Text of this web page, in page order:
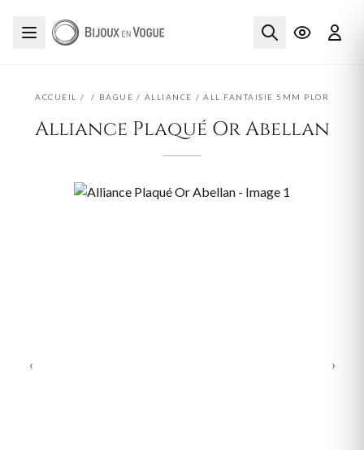
ACCUEIL / / BAGUE / ALLIANCE / ALL.FANTAISIE 5MM PLOR
Alliance Plaqué Or Abellan
‹ ›